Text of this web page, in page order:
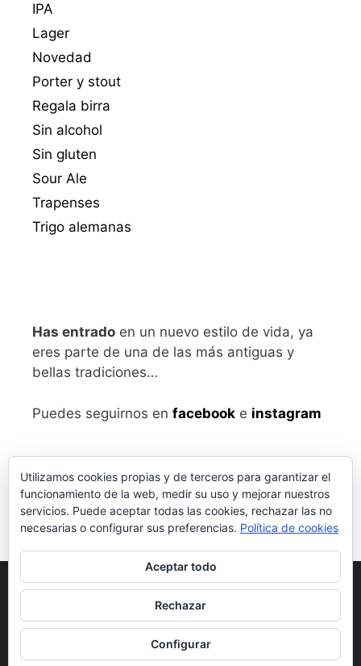
IPA
Lager
Novedad
Porter y stout
Regala birra
Sin alcohol
Sin gluten
Sour Ale
Trapenses
Trigo alemanas
Has entrado en un nuevo estilo de vida, ya
eres parte de una de las más antiguas y
bellas tradiciones…
Puedes seguirnos en facebook e instagram
Aviso legaly Política de Privacidad
Condiciones generales de compra
• Creado con
Utilizamos cookies propias y de terceros para garantizar el
funcionamiento de la web, medir su uso y mejorar nuestros
servicios. Puede aceptar todas las cookies, rechazar las no
necesarias o configurar sus preferencias. Política de cookies
Aceptar todo
Rechazar
Configurar